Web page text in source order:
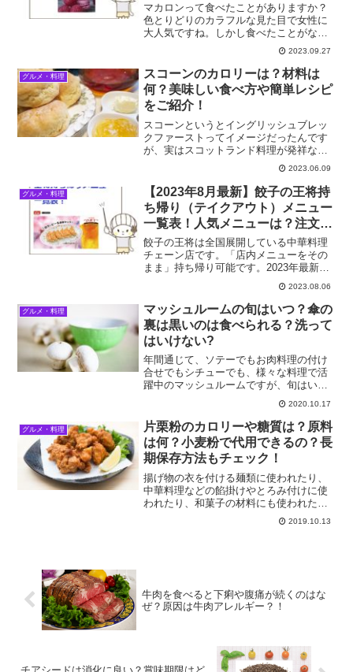
マカロンって食べたことがありますか？
色とりどりのカラフルな見た目で女性に
大人気ですね。しかし食べたことがない
という方も多いようです。 マカロンって
何？売ってる場所は？コンビニで買え
る？ どんな食べ物？ 作り方や材料は？
等々、知りたいですね。...
2023.09.27
グルメ・料理
スコーンのカロリーは？材料は
何？美味しい食べ方や簡単レシピ
をご紹介！
スコーンというとイングリッシュブレッ
クファーストってイメージだったんです
が、実はスコットランド料理が発祥なん
だそうです。ここ数年人気で、パン屋さ
んは勿論、コンビニでも売っていないと
ころはない位ポピュラーな食べ物になっ
たスコーン。そんなスコー...
2023.06.09
グルメ・料理
【2023年8月最新】餃子の王将持
ち帰り（テイクアウト）メニュー
一覧表！人気メニューは？注文方
法も！
餃子の王将は全国展開している中華料理
チェーン店です。「店内メニューをその
まま」持ち帰り可能です。2023年最新の
餃子の王将テイクアウト（お持ち帰り）
メニューは一覧表で紹介します。
2023.08.06
グルメ・料理
マッシュルームの旬はいつ？傘の
裏は黒いのは食べられる？洗って
はいけない?
年間通じて、ソテーでもお肉料理の付け
合せでもシチューでも、様々な料理で活
躍中のマッシュルームですが、旬はいつ
でしょうか？加熱調理したマッシュルー
ムも美味しいですが、生のマッシュルー
ムにも独特の風味があって、食べないで
いるのはもったいない位の...
2020.10.17
グルメ・料理
片栗粉のカロリーや糖質は？原料
は何？小麦粉で代用できるの？長
期保存方法もチェック！
揚げ物の衣を付ける麺類に使われたり、
中華料理などの餡掛けやとろみ付けに使
われたり、和菓子の材料にも使われたり
して、お料理には欠かせない「片栗
粉」。いろんなものに使われているだけ
2019.10.13
牛肉を食べると下痢や腹痛が続くのはな
ぜ？原因は牛肉アレルギー？！